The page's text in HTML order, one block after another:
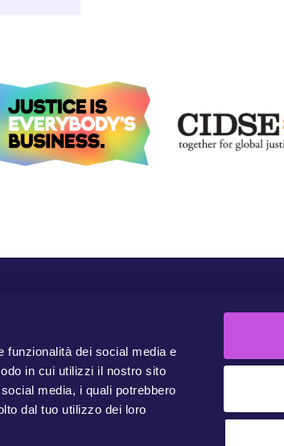
funzionalità dei social media e
in cui utilizzi il nostro sito
media, i quali potrebbero
dal tuo utilizzo dei loro